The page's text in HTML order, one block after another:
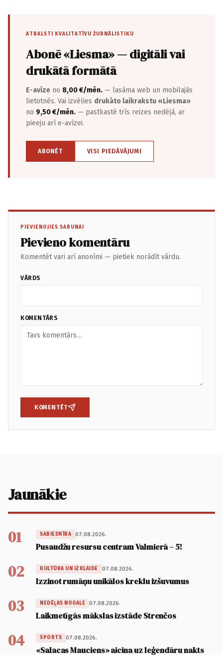
ATBALSTI KVALITATĪVU ŽURNĀLISTIKU
Abonē «Liesma» — digitāli vai
drukātā formātā
E-avīze no 8,00 €/mēn. — lasāma web un mobilajās
lietotnēs. Vai izvēlies drukāto laikrakstu «Liesma»
no 9,50 €/mēn. — pastkastē trīs reizes nedēļā, ar
pieeju arī e-avīzei.
ABONĒT VISI PIEDĀVĀJUMI
PIEVIENOJIES SARUNAI
Pievieno komentāru
Komentēt vari arī anonīmi — pietiek norādīt vārdu.
VĀRDS
KOMENTĀRS
KOMENTĒT
Jaunākie
01 SABIEDRĪBA 07.08.2026.
Pusaudžu resursu centram Valmierā – 5!
02 KULTŪRA UN IZKLAIDE 07.08.2026.
Izzinot rumāņu unikālos kreklu izšuvumus
03 NEDĒĻAS NOGALE 07.08.2026.
Laikmetīgās mākslas izstāde Strenčos
04 SPORTS 07.08.2026.
«Salacas Mauciens» aicina uz leģendāru nakts